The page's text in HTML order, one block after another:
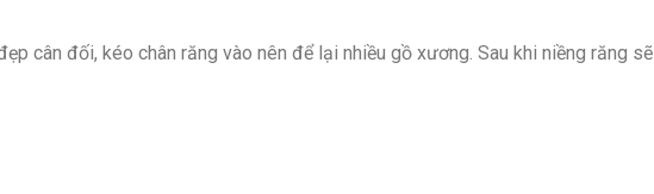
cân đối, kéo chân răng vào nên để lại nhiều gồ xương. Sau khi niềng răng sẽ